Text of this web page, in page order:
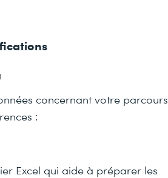
concernant votre parcours
:
Excel qui aide à préparer les